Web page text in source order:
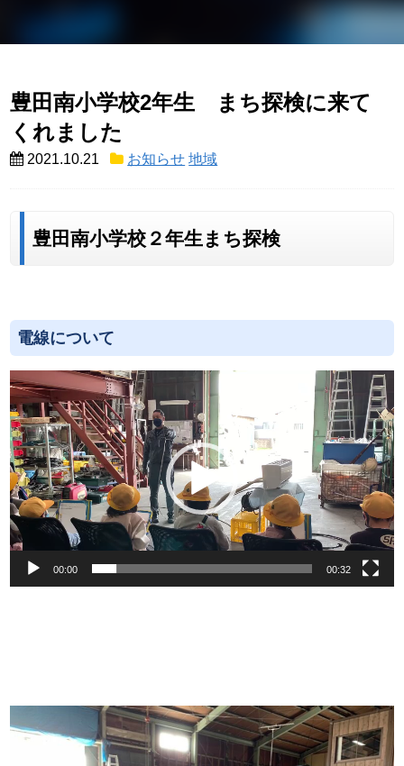
豊田南小学校2年生 まち探検に来て
くれました
2021.10.21 お知らせ 地域
豊田南小学校２年生まち探検
電線について
動
画
プ
レ
ー
ヤ
ー
00:00 00:32